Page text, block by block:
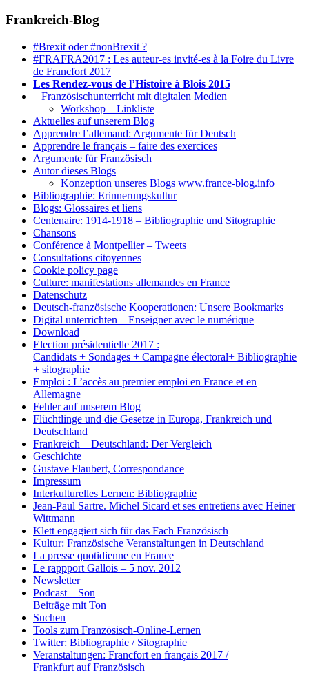
Frankreich-Blog
#Brexit oder #nonBrexit ?
#FRAFRA2017 : Les auteur-es invité-es à la Foire du Livre
de Francfort 2017
Les Rendez-vous de l’Histoire à Blois 2015
Französischunterricht mit digitalen Medien
Workshop – Linkliste
Aktuelles auf unserem Blog
Apprendre l’allemand: Argumente für Deutsch
Apprendre le français – faire des exercices
Argumente für Französisch
Autor dieses Blogs
Konzeption unseres Blogs www.france-blog.info
Bibliographie: Erinnerungskultur
Blogs: Glossaires et liens
Centenaire: 1914-1918 – Bibliographie und Sitographie
Chansons
Conférence à Montpellier – Tweets
Consultations citoyennes
Cookie policy page
Culture: manifestations allemandes en France
Datenschutz
Deutsch-französische Kooperationen: Unsere Bookmarks
Digital unterrichten – Enseigner avec le numérique
Download
Election présidentielle 2017 :
Candidats + Sondages + Campagne électoral+ Bibliographie
+ sitographie
Emploi : L’accès au premier emploi en France et en
Allemagne
Fehler auf unserem Blog
Flüchtlinge und die Gesetze in Europa, Frankreich und
Deutschland
Frankreich – Deutschland: Der Vergleich
Geschichte
Gustave Flaubert, Correspondance
Impressum
Interkulturelles Lernen: Bibliographie
Jean-Paul Sartre. Michel Sicard et ses entretiens avec Heiner
Wittmann
Klett engagiert sich für das Fach Französisch
Kultur: Französische Veranstaltungen in Deutschland
La presse quotidienne en France
Le rappport Gallois – 5 nov. 2012
Newsletter
Podcast – Son
Beiträge mit Ton
Suchen
Tools zum Französisch-Online-Lernen
Twitter: Bibliographie / Sitographie
Veranstaltungen: Francfort en français 2017 /
Frankfurt auf Französisch